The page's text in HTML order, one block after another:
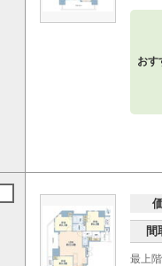
おす
間
最上階